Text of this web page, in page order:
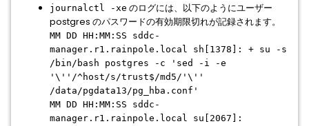
journalctl -xe のログには、以下のようにユーザー
postgres のパスワードの有効期限切れが記録されます。
MM DD HH:MM:SS sddc-
manager.r1.rainpole.local sh[1378]: + su -s
/bin/bash postgres -c 'sed -i -e
'\''/^host/s/trust$/md5/'\''
/data/pgdata13/pg_hba.conf'
MM DD HH:MM:SS sddc-
manager.r1.rainpole.local su[2067]: